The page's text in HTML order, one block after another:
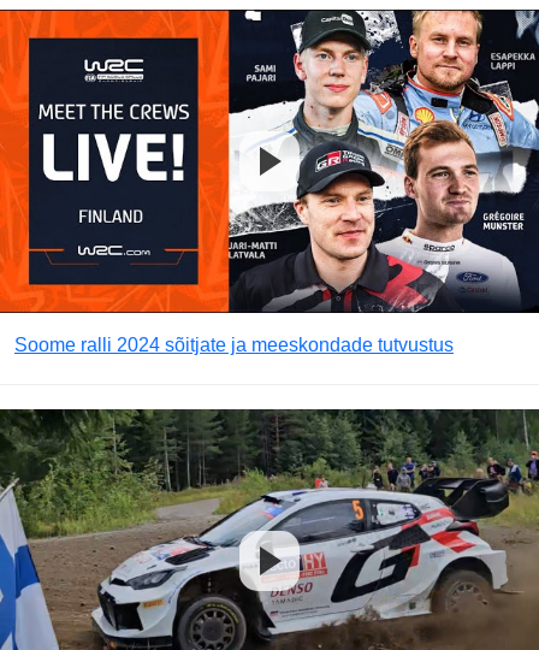
Soome ralli 2024 sõitjate ja meeskondade tutvustus